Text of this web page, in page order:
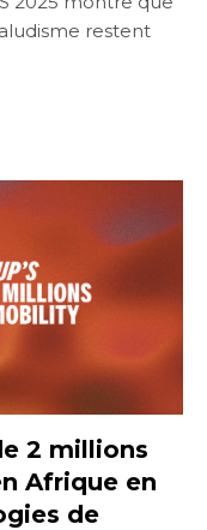
restent
2 millions
Afrique en
de